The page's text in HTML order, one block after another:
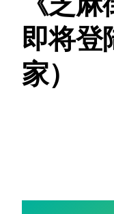
即将登
家）